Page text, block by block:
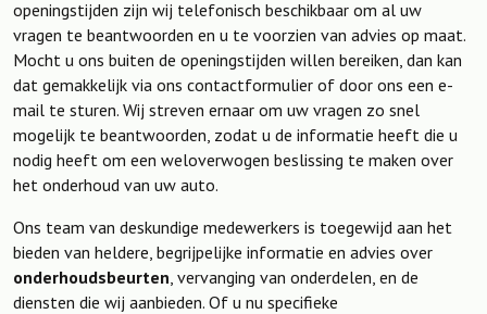
openingstijden zijn wij telefonisch beschikbaar om al uw
vragen te beantwoorden en u te voorzien van advies op maat.
Mocht u ons buiten de openingstijden willen bereiken, dan kan
dat gemakkelijk via ons contactformulier of door ons een e-
mail te sturen. Wij streven ernaar om uw vragen zo snel
mogelijk te beantwoorden, zodat u de informatie heeft die u
nodig heeft om een weloverwogen beslissing te maken over
het onderhoud van uw auto.
Ons team van deskundige medewerkers is toegewijd aan het
bieden van heldere, begrijpelijke informatie en advies over
onderhoudsbeurten , vervanging van onderdelen, en de
diensten die wij aanbieden. Of u nu specifieke